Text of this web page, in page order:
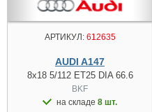
АРТИКУЛ:612635
AUDI A147
8x18 5/112 ET25 DIA 66.6
BKF
на складе 8 шт.